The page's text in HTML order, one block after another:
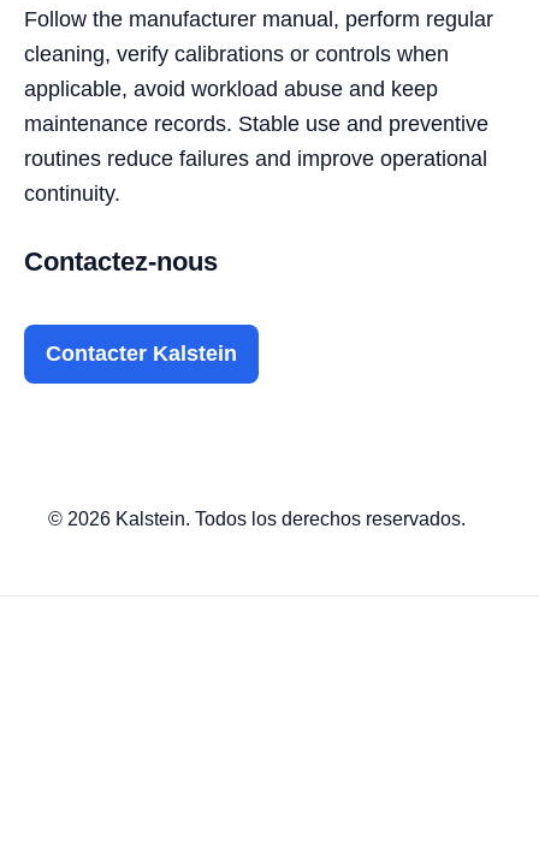
Follow the manufacturer manual, perform regular
cleaning, verify calibrations or controls when
applicable, avoid workload abuse and keep
maintenance records. Stable use and preventive
routines reduce failures and improve operational
continuity.
Contactez-nous
Contacter Kalstein
© 2026 Kalstein. Todos los derechos reservados.